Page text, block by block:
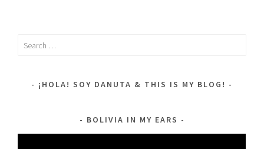
Search
¡HOLA! SOY DANUTA & THIS IS MY BLOG!
BOLIVIA IN MY EARS